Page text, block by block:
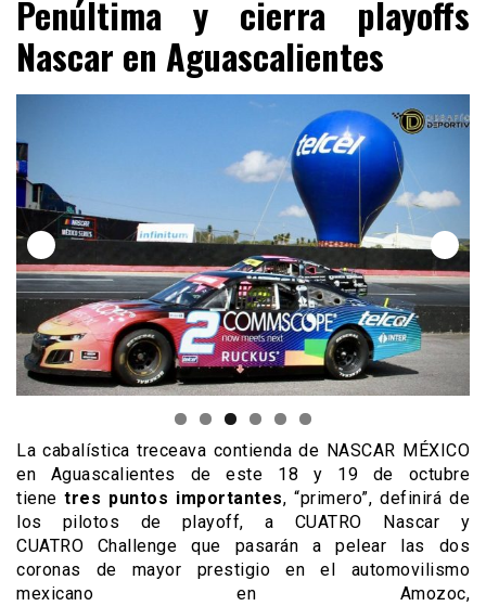
Penúltima y cierra playoffs
Nascar en Aguascalientes
La cabalística treceava contienda de NASCAR MÉXICO
en Aguascalientes de este 18 y 19 de octubre
tienetres puntos importantes, “primero”, definirá de
los pilotos de playoff, a CUATRO Nascar y
CUATRO Challenge que pasarán a pelear las dos
coronas de mayor prestigio en el automovilismo
mexicano en Amozoc,